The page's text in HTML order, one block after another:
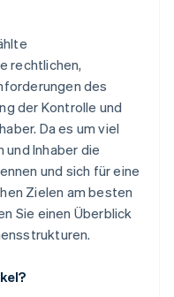
eigener Mittel
83(b)-
plus
im Wert von
rechtlichen,
des
der Kontrolle und
Da es um viel
und Inhaber die
und sich für eine
Zielen am besten
Sie einen Überblick